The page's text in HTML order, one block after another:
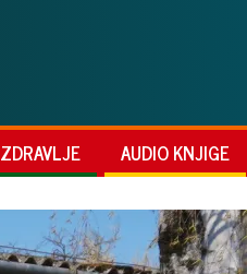
ZDRAVLJE AUDIO KNJIGE